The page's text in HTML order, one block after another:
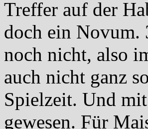
Treffer auf der
doch ein Novum.
noch nicht, also
auch nicht ganz
Spielzeit. Und
gewesen. Für